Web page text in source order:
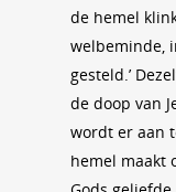
de hemel
welbeminde,
gesteld.’
de doop van
wordt er aan
hemel maakt